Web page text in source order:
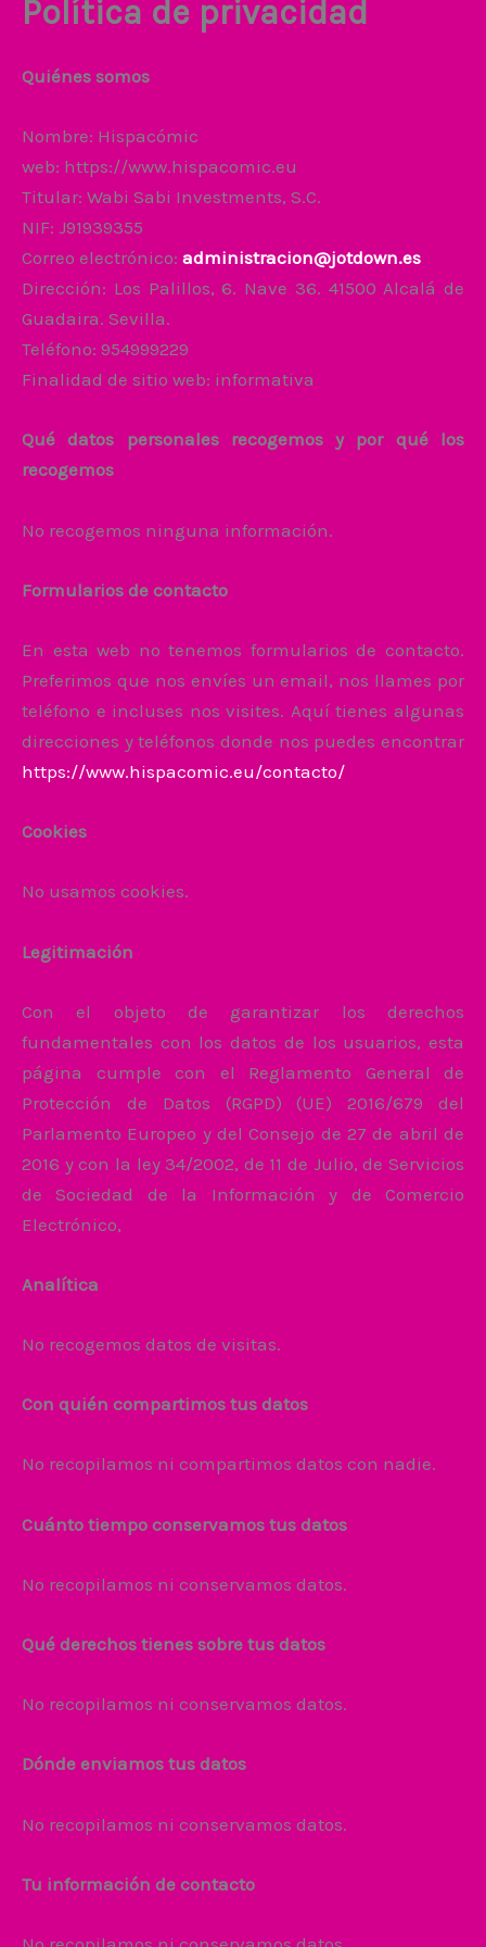
Política de privacidad
Quiénes somos
Nombre: Hispacómic
web: https://www.hispacomic.eu
Titular: Wabi Sabi Investments, S.C.
NIF: J91939355
Correo electrónico: administracion@jotdown.es
Dirección: Los Palillos, 6. Nave 36. 41500 Alcalá de
Guadaira. Sevilla.
Teléfono: 954999229
Finalidad de sitio web: informativa
Qué datos personales recogemos y por qué los
recogemos
No recogemos ninguna información.
Formularios de contacto
En esta web no tenemos formularios de contacto.
Preferimos que nos envíes un email, nos llames por
teléfono e incluses nos visites. Aquí tienes algunas
direcciones y teléfonos donde nos puedes encontrar
https://www.hispacomic.eu/contacto/
Cookies
No usamos cookies.
Legitimación
Con el objeto de garantizar los derechos
fundamentales con los datos de los usuarios, esta
página cumple con el Reglamento General de
Protección de Datos (RGPD) (UE) 2016/679 del
Parlamento Europeo y del Consejo de 27 de abril de
2016 y con la ley 34/2002, de 11 de Julio, de Servicios
de Sociedad de la Información y de Comercio
Electrónico,
Analítica
No recogemos datos de visitas.
Con quién compartimos tus datos
No recopilamos ni compartimos datos con nadie.
Cuánto tiempo conservamos tus datos
No recopilamos ni conservamos datos.
Qué derechos tienes sobre tus datos
No recopilamos ni conservamos datos.
Dónde enviamos tus datos
No recopilamos ni conservamos datos.
Tu información de contacto